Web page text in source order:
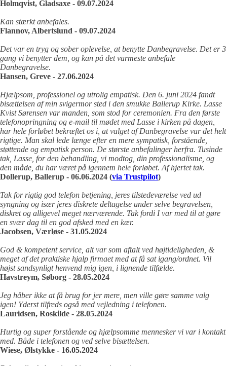
Holmqvist, Gladsaxe - 09.07.2024
Kan stærkt anbefales.
Flannov, Albertslund - 09.07.2024
Det var en tryg og sober oplevelse, at benytte Danbegravelse. Det er 3
gang vi benytter dem, og kan på det varmeste anbefale
Danbegravelse.
Hansen, Greve - 27.06.2024
Hjælpsom, professionel og utrolig empatisk. Den 6. juni 2024 fandt
bisættelsen af min svigermor sted i den smukke Ballerup Kirke. Lasse
Kvist Sørensen var manden, som stod for ceremonien. Fra den første
telefonopringning og e-mail til mødet med Lasse i kirken på dagen,
har hele forløbet bekræftet os i, at valget af Danbegravelse var det helt
rigtige. Man skal lede længe efter en mere sympatisk, forstående,
støttende og empatisk person. De største anbefalinger herfra. Tusinde
tak, Lasse, for den behandling, vi modtog, din professionalisme, og
den måde, du har været på igennem hele forløbet. Af hjertet tak.
Dollerup, Ballerup - 06.06.2024 (via Trustpilot)
Tak for rigtig god telefon betjening, jeres tilstedeværelse ved ud
syngning og især jeres diskrete deltagelse under selve begravelsen,
diskret og alligevel meget nærværende. Tak fordi I var med til at gøre
en svær dag til en god afsked med en kær.
Jacobsen, Værløse - 31.05.2024
God & kompetent service, alt var som aftalt ved højtideligheden, &
meget af det praktiske hjalp firmaet med at få sat igang/ordnet. Vil
højst sandsynligt henvend mig igen, i lignende tilfælde.
Havstreym, Søborg - 28.05.2024
Jeg håber ikke at få brug for jer mere, men ville gøre samme valg
igen! Yderst tilfreds også med vejledning i telefonen.
Lauridsen, Roskilde - 28.05.2024
Hurtig og super forstående og hjælpsomme mennesker vi var i kontakt
med. Både i telefonen og ved selve bisættelsen.
Wiese, Ølstykke - 16.05.2024